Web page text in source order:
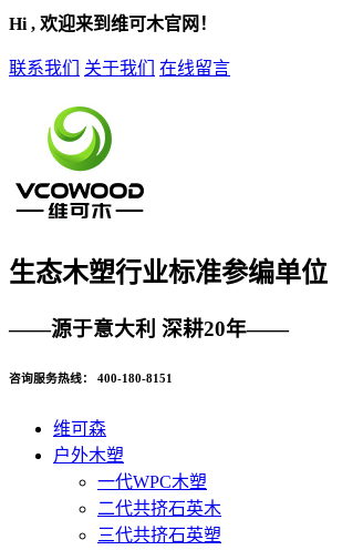
Hi , 欢迎来到维可木官网！
联系我们 关于我们 在线留言
生态木塑行业标准参编单位
——源于意大利 深耕20年——
咨询服务热线： 400-180-8151
维可森
户外木塑
一代WPC木塑
二代共挤石英木
三代共挤石英塑